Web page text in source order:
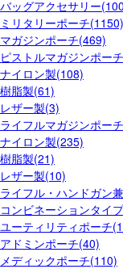
バッグアクセサリー
ミリタリーポーチ(1150)
マガジンポーチ(469)
ピストルマガジンポー
ナイロン製(108)
樹脂製(61)
レザー製(3)
ライフルマガジンポー
ナイロン製(235)
樹脂製(21)
レザー製(10)
ライフル・ハンドガン
コンビネーションタイ
ユーティリティポーチ
アドミンポーチ(40)
メディックポーチ(110)